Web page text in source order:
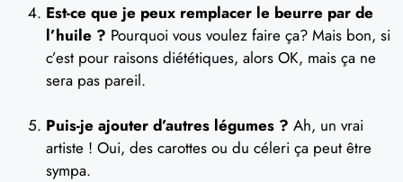
Est-ce que je peux remplacer le beurre par de
l’huile ? Pourquoi vous voulez faire ça? Mais bon, si
c’est pour raisons diététiques, alors OK, mais ça ne
sera pas pareil.
Puis-je ajouter d’autres légumes ? Ah, un vrai
artiste ! Oui, des carottes ou du céleri ça peut être
sympa.